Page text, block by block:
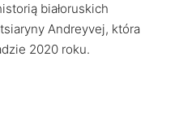
białoruskich
Andreyvej, która
2020 roku.